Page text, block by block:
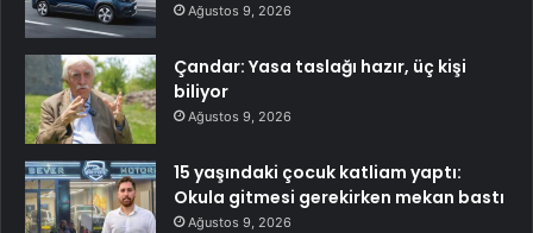
Ağustos 9, 2026
Çandar: Yasa taslağı hazır, üç kişi
biliyor
Ağustos 9, 2026
15 yaşındaki çocuk katliam yaptı:
Okula gitmesi gerekirken mekan bastı
Ağustos 9, 2026